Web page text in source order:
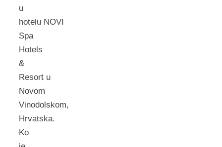
u
hotelu NOVI
Spa
Hotels
&
Resort u
Novom
Vinodolskom,
Hrvatska.
Ko